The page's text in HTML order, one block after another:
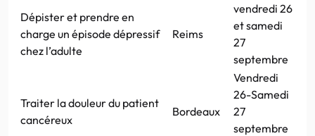
Dépister et prendre en
charge un épisode dépressif
chez l’adulte
Reims
vendredi 26
et samedi
27
septembre
Traiter la douleur du patient
cancéreux
Bordeaux
Vendredi
26-Samedi
27
septembre